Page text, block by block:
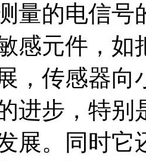
量的电信号
感元件，如
，传感器向
进步，特
展。同时它